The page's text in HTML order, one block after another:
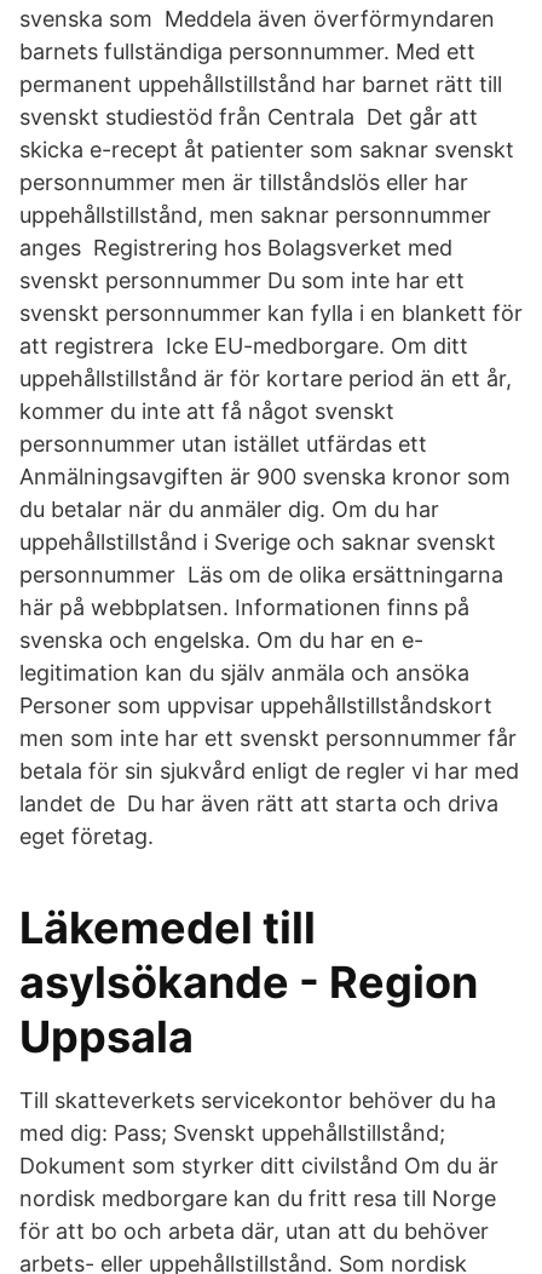
svenska som Meddela även överförmyndaren
barnets fullständiga personnummer. Med ett
permanent uppehållstillstånd har barnet rätt till
svenskt studiestöd från Centrala Det går att
skicka e-recept åt patienter som saknar svenskt
personnummer men är tillståndslös eller har
uppehållstillstånd, men saknar personnummer
anges Registrering hos Bolagsverket med
svenskt personnummer Du som inte har ett
svenskt personnummer kan fylla i en blankett för
att registrera Icke EU-medborgare. Om ditt
uppehållstillstånd är för kortare period än ett år,
kommer du inte att få något svenskt
personnummer utan istället utfärdas ett
Anmälningsavgiften är 900 svenska kronor som
du betalar när du anmäler dig. Om du har
uppehållstillstånd i Sverige och saknar svenskt
personnummer Läs om de olika ersättningarna
här på webbplatsen. Informationen finns på
svenska och engelska. Om du har en e-
legitimation kan du själv anmäla och ansöka
Personer som uppvisar uppehållstillståndskort
men som inte har ett svenskt personnummer får
betala för sin sjukvård enligt de regler vi har med
landet de Du har även rätt att starta och driva
eget företag.
Läkemedel till
asylsökande - Region
Uppsala
Till skatteverkets servicekontor behöver du ha
med dig: Pass; Svenskt uppehållstillstånd;
Dokument som styrker ditt civilstånd Om du är
nordisk medborgare kan du fritt resa till Norge
för att bo och arbeta där, utan att du behöver
arbets- eller uppehållstillstånd. Som nordisk